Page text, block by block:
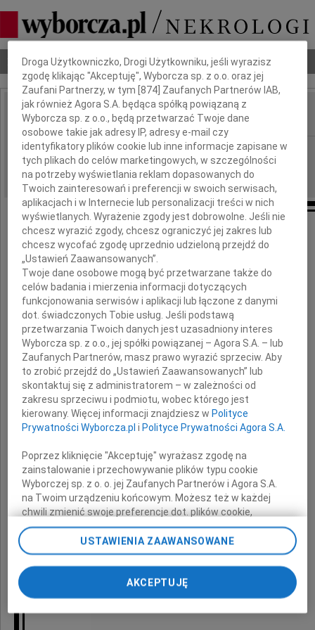
Nekrologi Odeszli Poradnik pogrzebowy
IMIĘ I NAZWISKO:
REGION: Warszawa
DATA EMISJI: 24.09.2009
Ignacemu Pielech
oraz
Rodzinie
wyrazy głębokiego współczucia
z powodu śmierci
Taty
składają
Dbamy o Twoją prywatność
Droga Użytkowniczko, Drogi Użytkowniku, jeśli wyrazisz
zgodę klikając "Akceptuję", Wyborcza sp. z o.o. oraz jej
Zaufani Partnerzy, w tym [874 ] Zaufanych Partnerów IAB,
jak również Agora S.A. będąca spółką powiązaną z
Wyborcza sp. z o.o., będą przetwarzać Twoje dane
osobowe takie jak adresy IP, adresy e-mail czy
identyfikatory plików cookie lub inne informacje zapisane w
tych plikach do celów marketingowych, w szczególności
na potrzeby wyświetlania reklam dopasowanych do
Twoich zainteresowań i preferencji w swoich serwisach,
aplikacjach i w Internecie lub personalizacji treści w nich
wyświetlanych. Wyrażenie zgody jest dobrowolne. Jeśli nie
chcesz wyrazić zgody, chcesz ograniczyć jej zakres lub
chcesz wycofać zgodę uprzednio udzieloną przejdź do
„Ustawień Zaawansowanych”.
Twoje dane osobowe mogą być przetwarzane także do
celów badania i mierzenia informacji dotyczących
funkcjonowania serwisów i aplikacji lub łączone z danymi
dot. świadczonych Tobie usług. Jeśli podstawą
przetwarzania Twoich danych jest uzasadniony interes
Wyborcza sp. z o.o., jej spółki powiązanej – Agora S.A. – lub
Zaufanych Partnerów, masz prawo wyrazić sprzeciw. Aby
to zrobić przejdź do „Ustawień Zaawansowanych” lub
skontaktuj się z administratorem – w zależności od
zakresu sprzeciwu i podmiotu, wobec którego jest
kierowany. Więcej informacji znajdziesz w Polityce
Prywatności Wyborcza.pl i Polityce Prywatności Agora S.A.
Poprzez kliknięcie "Akceptuję" wyrażasz zgodę na
zainstalowanie i przechowywanie plików typu cookie
Wyborczej sp. z o. o. jej Zaufanych Partnerów i Agora S.A.
na Twoim urządzeniu końcowym. Możesz też w każdej
chwili zmienić swoje preferencje dot. plików cookie,
ponownie wywołując narzędzie do zarządzania Twoimi
preferencjami dot. przetwarzania danych poprzez
odnośnik „Ustawienia prywatności” w stopce serwisu i
przechodząc do sekcji „Ustawienia zaawansowane”.
Zmiana ustawień plików cookie możliwa jest także za
pomocą ustawień przeglądarki.
USTAWIENIA ZAAWANSOWANE
AKCEPTUJĘ